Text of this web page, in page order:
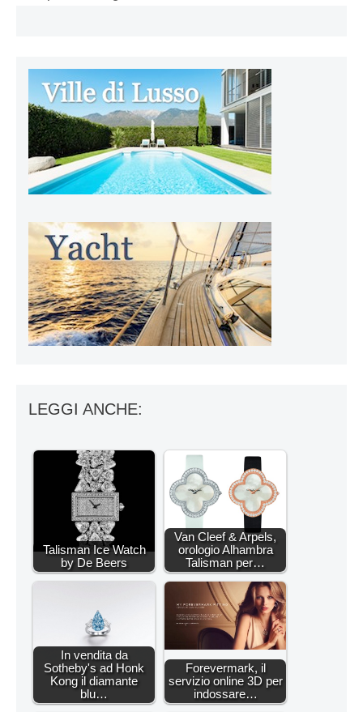
LEGGI ANCHE:
Talisman Ice Watch
by De Beers
Van Cleef & Arpels,
orologio Alhambra
Talisman per…
In vendita da
Sotheby's ad Honk
Kong il diamante
blu…
Forevermark, il
servizio online 3D per
indossare…